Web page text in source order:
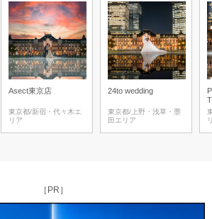
Asect東京店
東京都/新宿・代々木エ
リア
24to wedding
東京都/上野・浅草・墨
田エリア
［PR］